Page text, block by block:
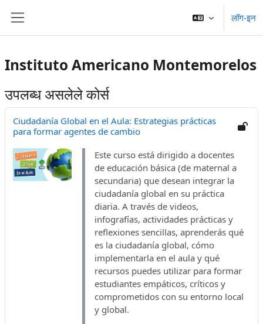
लॉग-इन
Instituto Americano Montemorelos
उपलब्ध असलेले कोर्स
Ciudadanía Global en el Aula: Estrategias prácticas
para formar agentes de cambio
Este curso está dirigido a docentes
de educación básica (de maternal a
secundaria) que desean integrar la
ciudadanía global en su práctica
diaria. A través de videos,
infografías, actividades prácticas y
reflexiones sencillas, aprenderás qué
es la ciudadanía global, cómo
implementarla en el aula y qué
recursos puedes utilizar para formar
estudiantes empáticos, críticos y
comprometidos con su entorno local
y global.